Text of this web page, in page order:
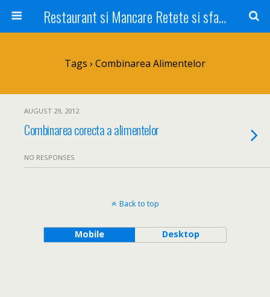
Restaurant si Mancare Retete si sfaturi Picant bun si rapid
Tags › Combinarea Alimentelor
AUGUST 29, 2012
Combinarea corecta a alimentelor
NO RESPONSES
Back to top
Mobile Desktop